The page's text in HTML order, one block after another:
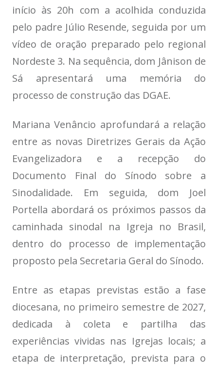
início às 20h com a acolhida conduzida
pelo padre Júlio Resende, seguida por um
vídeo de oração preparado pelo regional
Nordeste 3. Na sequência, dom Jânison de
Sá apresentará uma memória do
processo de construção das DGAE.
Mariana Venâncio aprofundará a relação
entre as novas Diretrizes Gerais da Ação
Evangelizadora e a recepção do
Documento Final do Sínodo sobre a
Sinodalidade. Em seguida, dom Joel
Portella abordará os próximos passos da
caminhada sinodal na Igreja no Brasil,
dentro do processo de implementação
proposto pela Secretaria Geral do Sínodo.
Entre as etapas previstas estão a fase
diocesana, no primeiro semestre de 2027,
dedicada à coleta e partilha das
experiências vividas nas Igrejas locais; a
etapa de interpretação, prevista para o